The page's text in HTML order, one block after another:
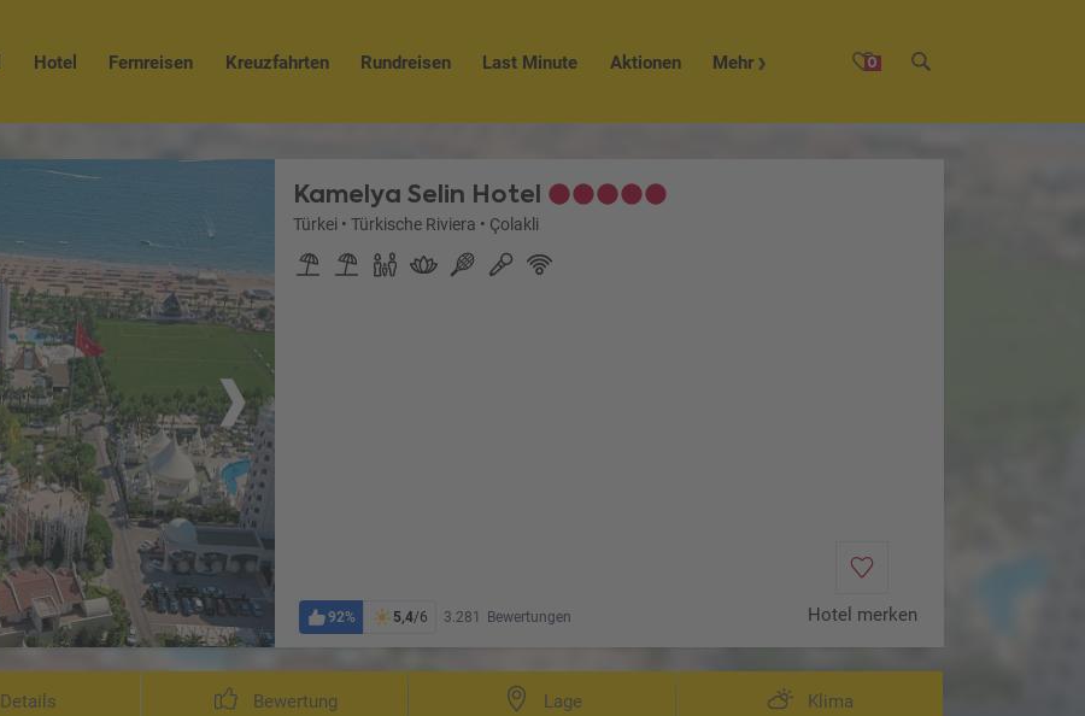
0
Hotel Fernreisen Kreuzfahrten Rundreisen Last Minute Aktionen Mehr
Kamelya Selin Hotel
Türkei • Türkische Riviera • Çolakli
92% 5,4/6 3.281 Bewertungen Hotel merken
Details Bewertung Lage Klima